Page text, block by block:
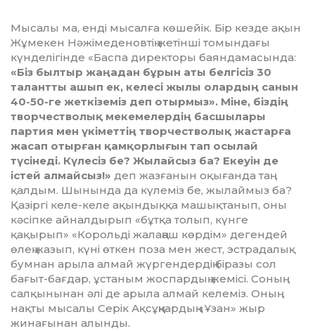
Мысалы ма, енді мысалға көшейік. Бір кезде ақын
Жұмекен Нәжімеденовтің жетінші томындағы
күнделігінде «Баспа ди­ректоры баяндамасында:
«Біз былтыр жаңадан бұрын аты белгісіз 30
талантты аш­ып ек, келесі жылы олардың санын
40-50-ге жеткіземіз деп отырмыз». Міне, біздің
твор­чест­волық мекемелердің басшылары
партия мен үкіметтің творчестволық жастарға
жасап отырған қамқорлығын тап осылай
түсінеді. Күлесіз бе? Жылайсыз ба? Екеуін де
істей алмайсыз!» деп жазғанын оқығанда таң
қалдым. Шынында да күлеміз бе, жылаймыз ба?
Қазіргі келе-келе ақындыққа ма­шықтанып, оны
кәсіпке айналдырып «бұтқа толып, күнге
қақырып» «Корольді жалаңаш көрдім» дегендей
өлең жазып, күні өткен поза мен жест, эстрадалық
бумнан арыла алмай жүргендердің біразы сол
бағыт-бағдар, ұстаным жоспардың жемісі. Соның
салқынынан әлі де арыла алмай келеміз. Оның
нақты мысалы Серік Ақсұң­қардың «Ұзан» жыр
жинағынан алынды.